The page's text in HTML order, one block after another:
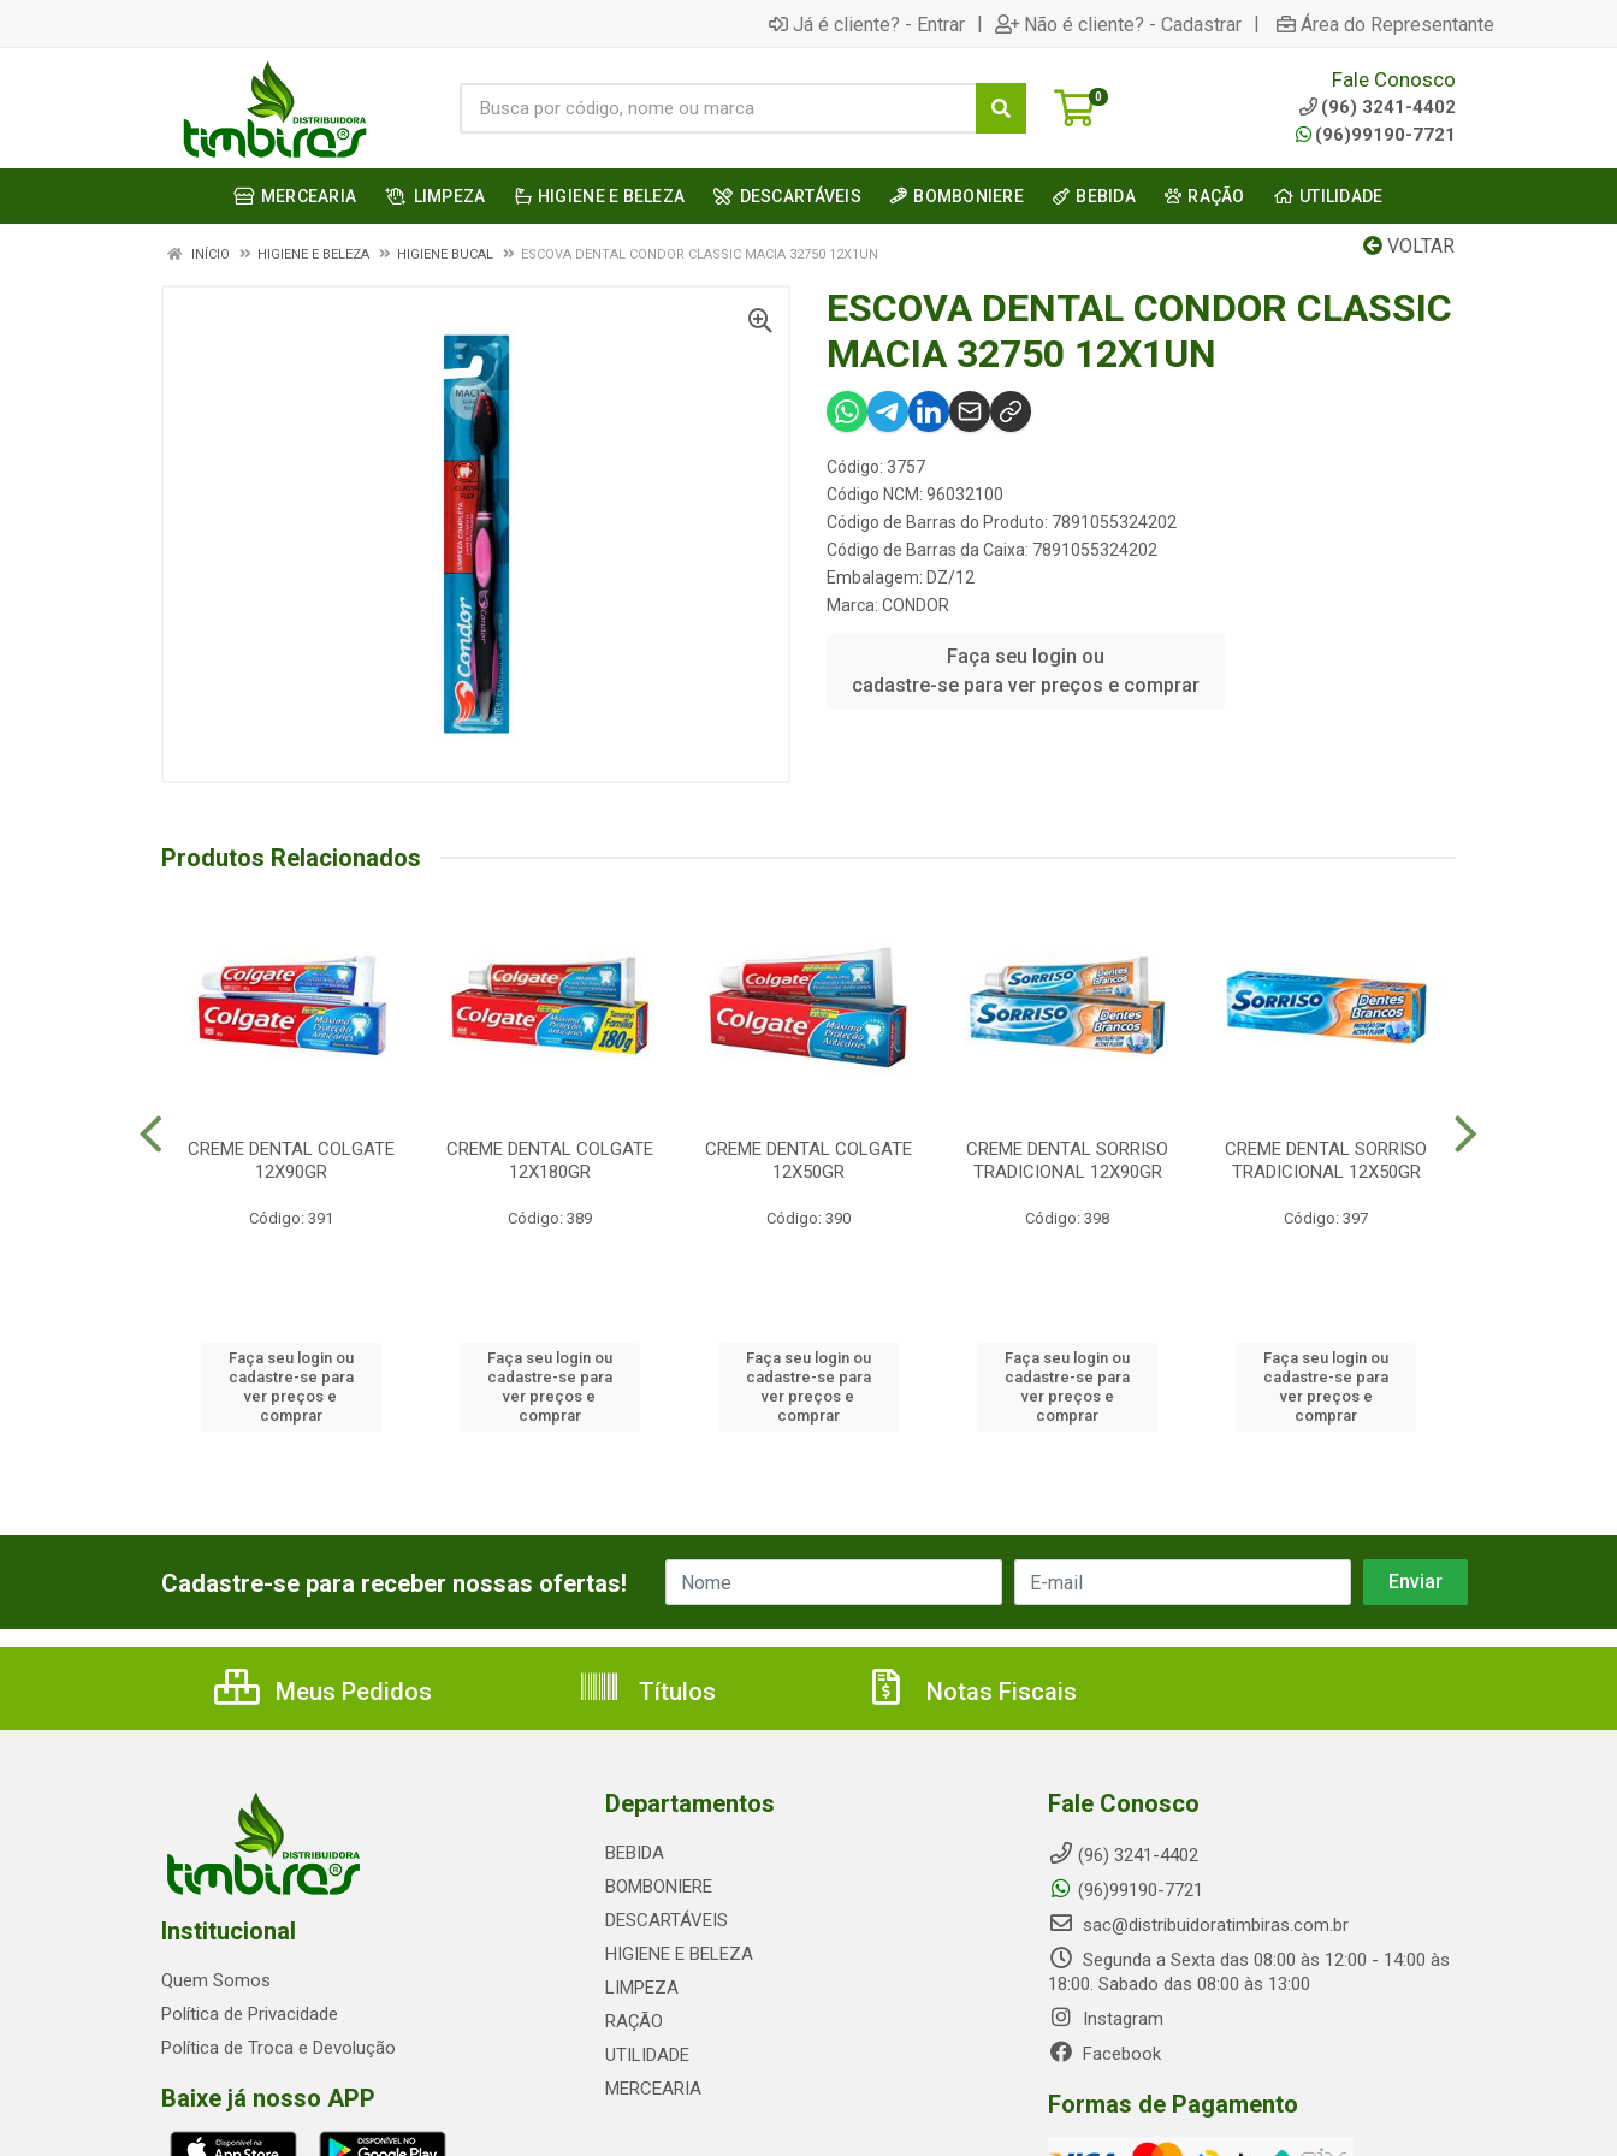
Já é cliente? - Entrar | Não é cliente? - Cadastrar | Área do Representante
0
Fale Conosco
(96) 3241-4402
(96)99190-7721
MERCEARIA LIMPEZA HIGIENE E BELEZA DESCARTÁVEIS BOMBONIERE BEBIDA RAÇÃO UTILIDADE
VOLTAR
INÍCIO HIGIENE E BELEZA HIGIENE BUCAL ESCOVA DENTAL CONDOR CLASSIC MACIA 32750 12X1UN
ESCOVA DENTAL CONDOR CLASSIC
MACIA 32750 12X1UN
Código: 3757
Código NCM: 96032100
Código de Barras do Produto: 7891055324202
Código de Barras da Caixa: 7891055324202
Embalagem: DZ/12
Marca: CONDOR
Faça seu login ou
cadastre-se para ver preços e comprar
Produtos Relacionados
CREME DENTAL COLGATE
12X90GR
Código: 391
Faça seu login ou
cadastre-se para
ver preços e
comprar
CREME DENTAL COLGATE
12X180GR
Código: 389
Faça seu login ou
cadastre-se para
ver preços e
comprar
CREME DENTAL COLGATE
12X50GR
Código: 390
Faça seu login ou
cadastre-se para
ver preços e
comprar
CREME DENTAL SORRISO
TRADICIONAL 12X90GR
Código: 398
Faça seu login ou
cadastre-se para
ver preços e
comprar
CREME DENTAL SORRISO
TRADICIONAL 12X50GR
Código: 397
Faça seu login ou
cadastre-se para
ver preços e
comprar
Cadastre-se para receber nossas ofertas!
Meus Pedidos Títulos Notas Fiscais
Institucional
Quem Somos
Política de Privacidade
Política de Troca e Devolução
Baixe já nosso APP
Departamentos
BEBIDA
BOMBONIERE
DESCARTÁVEIS
HIGIENE E BELEZA
LIMPEZA
RAÇÃO
UTILIDADE
MERCEARIA
Fale Conosco
(96) 3241-4402
(96)99190-7721
sac@distribuidoratimbiras.com.br
Segunda a Sexta das 08:00 às 12:00 - 14:00 às
18:00. Sabado das 08:00 às 13:00
Instagram
Facebook
Formas de Pagamento